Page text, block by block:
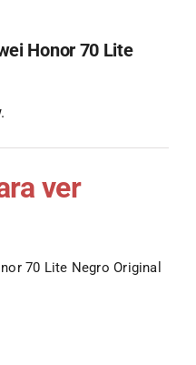
Honor 70 Lite
ver
70 Lite Negro Original